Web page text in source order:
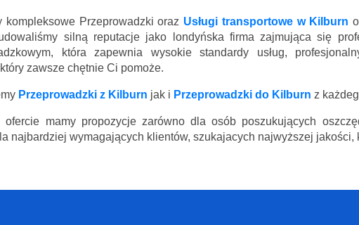
kompleksowe Przeprowadzki oraz Usługi transportowe w Kilburn
silną reputacje jako londyńska firma zajmująca się
która zapewnia wysokie standardy usług,
zawsze chętnie Ci pomoże.
Przeprowadzki z Kilburn jak i Przeprowadzki do Kilburn z
ofercie mamy propozycje zarówno dla osób poszukujących
najbardziej wymagających klientów, szukajacych najwyższej jakości,